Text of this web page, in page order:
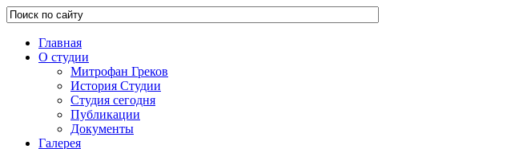
Главная
О студии
Митрофан Греков
История Студии
Студия сегодня
Публикации
Документы
Галерея